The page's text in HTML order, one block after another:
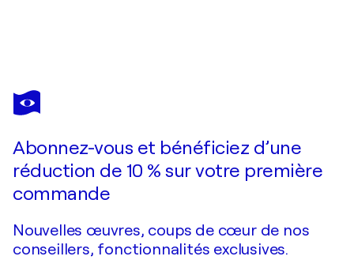
POL LEDENT
Vieille chapelle à Houroy
Abonnez-vous et bénéficiez d’une
réduction de 10 % sur votre première
commande
Nouvelles œuvres, coups de cœur de nos
conseillers, fonctionnalités exclusives.